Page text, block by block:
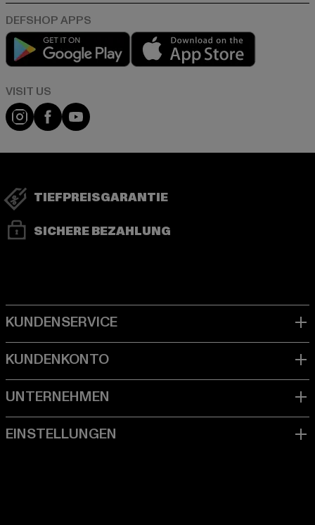
Play market
Visit our Instagram page:
Visit our Facebook page:
Visit our YouTube channel:
TIEFPREISGARANTIE
SICHERE BEZAHLUNG